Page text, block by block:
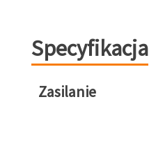
Specyfikacja
Zasilanie